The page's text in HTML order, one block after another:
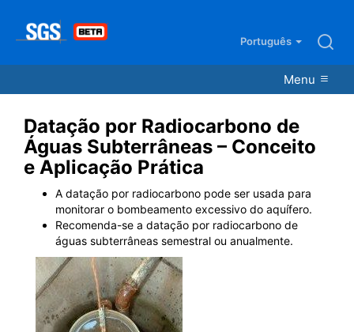
Português
Menu
Datação por Radiocarbono de
Águas Subterrâneas – Conceito
e Aplicação Prática
A datação por radiocarbono pode ser usada para
monitorar o bombeamento excessivo do aquífero.
Recomenda-se a datação por radiocarbono de
águas subterrâneas semestral ou anualmente.